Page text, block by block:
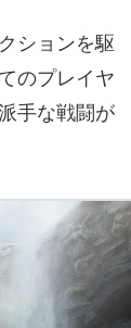
ションを駆
のプレイヤ
手な戦闘が